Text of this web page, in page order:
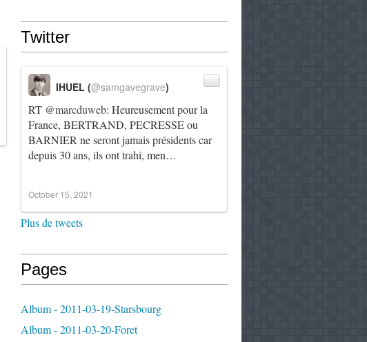
Twitter
RT @marcduweb: Heureusement pour la
France, BERTRAND, PECRESSE ou
BARNIER ne seront jamais présidents car
depuis 30 ans, ils ont trahi, men…
IHUEL (@samgavegrave)
October 15, 2021
Plus de tweets
Pages
Album - 2011-03-19-Starsbourg
Album - 2011-03-20-Foret